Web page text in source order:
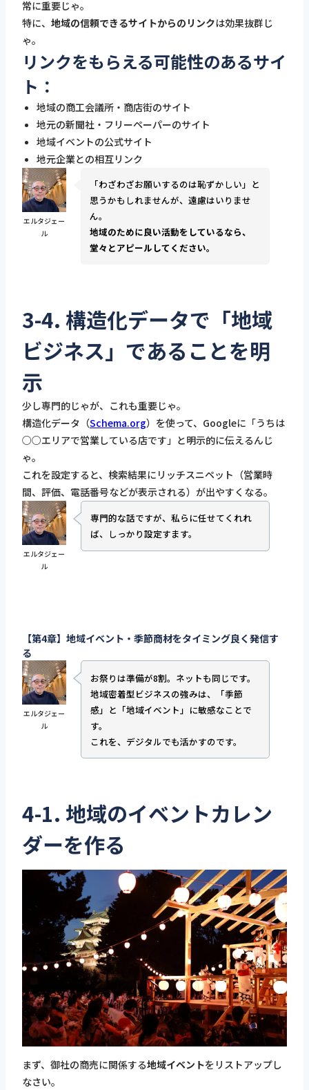
常に重要じゃ。
特に、 地域の信頼できるサイトからのリンクは効果抜群じ
ゃ。
リンクをもらえる可能性のあるサイ
ト：
地域の商工会議所・商店街のサイト
地元の新聞社・フリーペーパーのサイト
地域イベントの公式サイト
地元企業との相互リンク
エルタジェー
ル
「わざわざお願いするのは恥ずかしい」と
思うかもしれませんが、遠慮はいりませ
ん。
地域のために良い活動をしているなら、
堂々とアピールしてください。
3-4. 構造化データで「地域
ビジネス」であることを明
示
少し専門的じゃが、これも重要じゃ。
構造化データ（Schema.org）を使って、Googleに「うちは
○○エリアで営業している店です」と明示的に伝えるんじ
ゃ。
これを設定すると、検索結果にリッチスニペット（営業時
間、評価、電話番号などが表示される）が出やすくなる。
エルタジェー
ル
専門的な話ですが、私らに任せてくれれ
ば、しっかり設定すます。
【第4章】地域イベント・季節商材をタイミング良く発信す
る
エルタジェー
ル
お祭りは準備が8割。ネットも同じです。
地域密着型ビジネスの強みは、「季節
感」と「地域イベント」に敏感なことで
す。
これを、デジタルでも活かすのです。
4-1. 地域のイベントカレン
ダーを作る
まず、御社の商売に関係する地域イベントをリストアップし
なさい。